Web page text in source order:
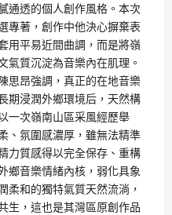
通透的個人創作風格。本次
專著，創作中他決心摒棄表
用平易近間曲調，而是將嶺
氣質沉淀為音樂內在肌理。
思昂強調，真正的在地音樂
期浸潤外鄉環境后，天然構
一次嶺南山區采風經歷舉
、氛圍感濃厚，雖無法精準
力質感得以完全保存、重構
鄉音樂情緒內核，弱化具象
柔和的獨特氣質天然流淌，
生，這也是其灣區原創作品